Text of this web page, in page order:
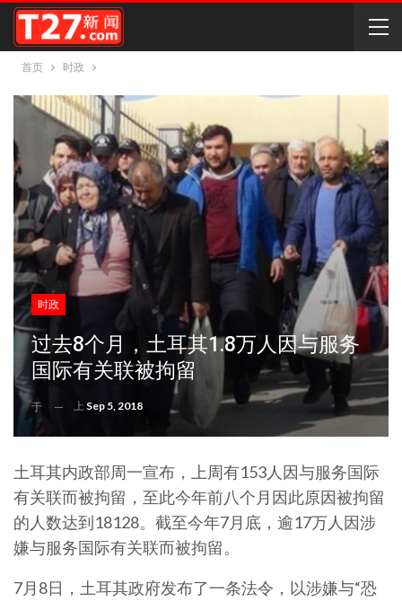
首页 时政
时政
过去8个月，土耳其1.8万人因与服务
国际有关联被拘留
于 上 Sep 5, 2018
土耳其内政部周一宣布，上周有153人因与服务国际
有关联而被拘留，至此今年前八个月因此原因被拘留
的人数达到18128。截至今年7月底，逾17万人因涉
嫌与服务国际有关联而被拘留。
7月8日，土耳其政府发布了一条法令，以涉嫌与“恐